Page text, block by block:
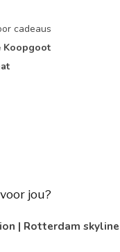
cadeaus
Koopgoot
jou?
| Rotterdam skyline